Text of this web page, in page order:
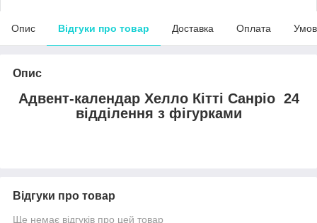
Опис Відгуки про товар Доставка Оплата
Опис
Адвент-календар Хелло Кітті Санріо 24
відділення з фігурками
Відгуки про товар
Ще немає відгуків про цей товар